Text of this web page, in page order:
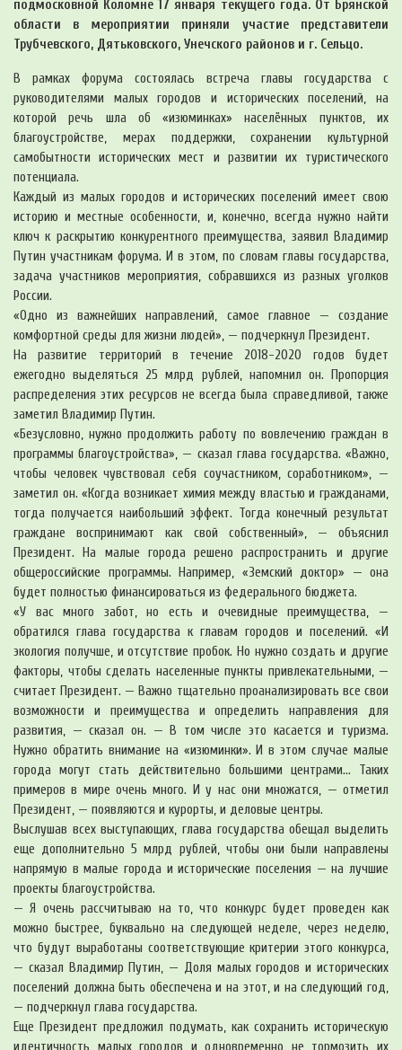
подмосковной Коломне 17 января текущего года. От Брянской
области в мероприятии приняли участие представители
Трубчевского, Дятьковского, Унечского районов и г. Сельцо.
В рамках форума состоялась встреча главы государства с
руководителями малых городов и исторических поселений, на
которой речь шла об «изюминках» населённых пунктов, их
благоустройстве, мерах поддержки, сохранении культурной
самобытности исторических мест и развитии их туристического
потенциала.
Каждый из малых городов и исторических поселений имеет свою
историю и местные особенности, и, конечно, всегда нужно найти
ключ к раскрытию конкурентного преимущества, заявил Владимир
Путин участникам форума. И в этом, по словам главы государства,
задача участников мероприятия, собравшихся из разных уголков
России.
«Одно из важнейших направлений, самое главное — создание
комфортной среды для жизни людей», — подчеркнул Президент.
На развитие территорий в течение 2018-2020 годов будет
ежегодно выделяться 25 млрд рублей, напомнил он. Пропорция
распределения этих ресурсов не всегда была справедливой, также
заметил Владимир Путин.
«Безусловно, нужно продолжить работу по вовлечению граждан в
программы благоустройства», — сказал глава государства. «Важно,
чтобы человек чувствовал себя соучастником, соработником», —
заметил он. «Когда возникает химия между властью и гражданами,
тогда получается наибольший эффект. Тогда конечный результат
граждане воспринимают как свой собственный», — объяснил
Президент. На малые города решено распространить и другие
общероссийские программы. Например, «Земский доктор» — она
будет полностью финансироваться из федерального бюджета.
«У вас много забот, но есть и очевидные преимущества, —
обратился глава государства к главам городов и поселений. «И
экология получше, и отсутствие пробок. Но нужно создать и другие
факторы, чтобы сделать населенные пункты привлекательными, —
считает Президент. — Важно тщательно проанализировать все свои
возможности и преимущества и определить направления для
развития, — сказал он. — В том числе это касается и туризма.
Нужно обратить внимание на «изюминки». И в этом случае малые
города могут стать действительно большими центрами… Таких
примеров в мире очень много. И у нас они множатся, — отметил
Президент, — появляются и курорты, и деловые центры.
Выслушав всех выступающих, глава государства обещал выделить
еще дополнительно 5 млрд рублей, чтобы они были направлены
напрямую в малые города и исторические поселения — на лучшие
проекты благоустройства.
— Я очень рассчитываю на то, что конкурс будет проведен как
можно быстрее, буквально на следующей неделе, через неделю,
что будут выработаны соответствующие критерии этого конкурса,
— сказал Владимир Путин, — Доля малых городов и исторических
поселений должна быть обеспечена и на этот, и на следующий год,
— подчеркнул глава государства.
Еще Президент предложил подумать, как сохранить историческую
идентичность малых городов и одновременно не тормозить их